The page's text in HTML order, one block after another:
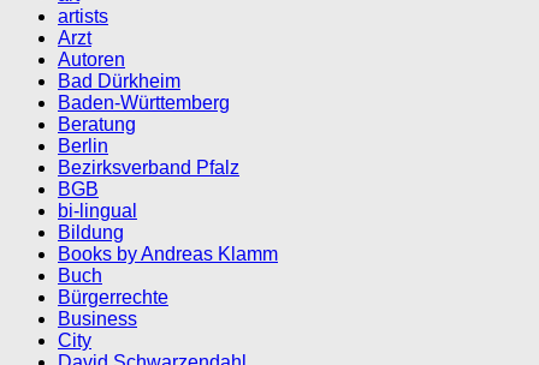
artists
Arzt
Autoren
Bad Dürkheim
Baden-Württemberg
Beratung
Berlin
Bezirksverband Pfalz
BGB
bi-lingual
Bildung
Books by Andreas Klamm
Buch
Bürgerrechte
Business
City